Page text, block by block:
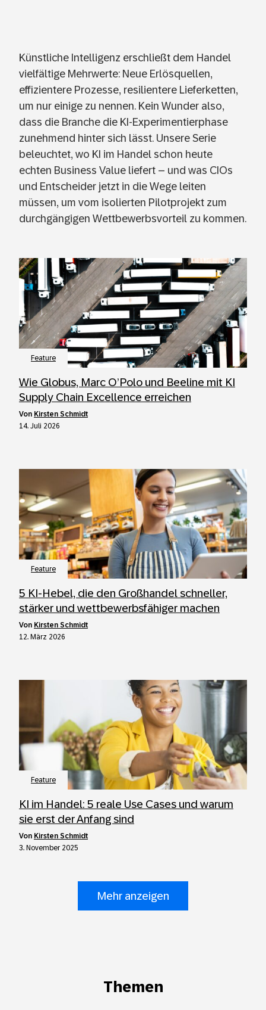
Künstliche Intelligenz erschließt dem Handel
vielfältige Mehrwerte: Neue Erlösquellen,
effizientere Prozesse, resilientere Lieferketten,
um nur einige zu nennen. Kein Wunder also,
dass die Branche die KI-Experimentierphase
zunehmend hinter sich lässt. Unsere Serie
beleuchtet, wo KI im Handel schon heute
echten Business Value liefert – und was CIOs
und Entscheider jetzt in die Wege leiten
müssen, um vom isolierten Pilotprojekt zum
durchgängigen Wettbewerbsvorteil zu kommen.
Feature
Wie Globus, Marc O’Polo und Beeline mit KI
Supply Chain Excellence erreichen
von Kirsten Schmidt
14. Juli 2026
Feature
5 KI-Hebel, die den Großhandel schneller,
stärker und wettbewerbsfähiger machen
von Kirsten Schmidt
12. März 2026
Feature
KI im Handel: 5 reale Use Cases und warum
sie erst der Anfang sind
von Kirsten Schmidt
3. November 2025
Mehr anzeigen
Themen